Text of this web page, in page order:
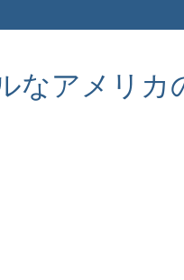
なアメリカ